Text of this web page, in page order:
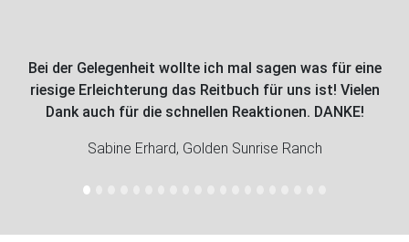
Bei der Gelegenheit wollte ich mal sagen was für eine
riesige Erleichterung das Reitbuch für uns ist! Vielen
Dank auch für die schnellen Reaktionen. DANKE!
Sabine Erhard, Golden Sunrise Ranch